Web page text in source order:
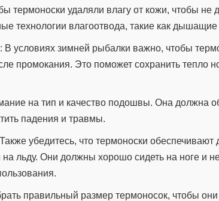
термоноски удаляли влагу от кожи, чтобы не
технологии влагоотвода, такие как
: В условиях зимней рыбалки важно, чтобы
промокания. Это поможет сохранить тепло
на тип и качество подошвы. Она должна
падения и травмы.
убедитесь, что термоноски
на льду. Они должны хорошо сидеть на ноге и
правильный размер термоносок, чтобы